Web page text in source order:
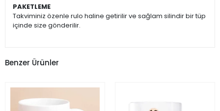
PAKETLEME
Takviminiz özenle rulo haline getirilir ve sağlam silindir bir tüp
içinde size gönderilir.
Benzer Ürünler